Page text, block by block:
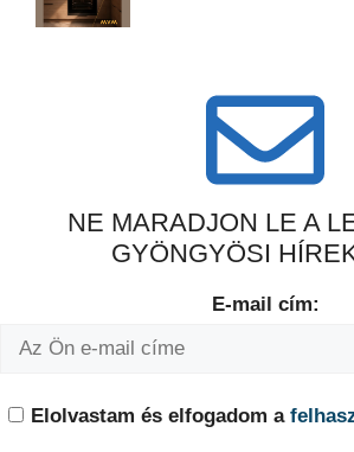
NE MARADJON LE A
GYÖNGYÖSI
E-mail cím:
Elolvastam és elfogadom a